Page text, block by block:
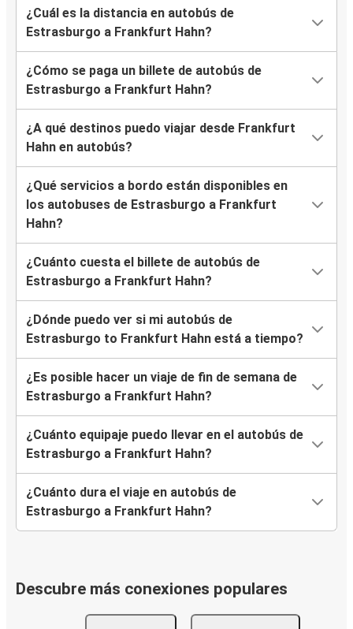
¿Cuál es la distancia en autobús de
Estrasburgo a Frankfurt Hahn?
¿Cómo se paga un billete de autobús de
Estrasburgo a Frankfurt Hahn?
¿A qué destinos puedo viajar desde Frankfurt
Hahn en autobús?
¿Qué servicios a bordo están disponibles en
los autobuses de Estrasburgo a Frankfurt
Hahn?
¿Cuánto cuesta el billete de autobús de
Estrasburgo a Frankfurt Hahn?
¿Dónde puedo ver si mi autobús de
Estrasburgo to Frankfurt Hahn está a tiempo?
¿Es posible hacer un viaje de fin de semana de
Estrasburgo a Frankfurt Hahn?
¿Cuánto equipaje puedo llevar en el autobús de
Estrasburgo a Frankfurt Hahn?
¿Cuánto dura el viaje en autobús de
Estrasburgo a Frankfurt Hahn?
Descubre más conexiones populares